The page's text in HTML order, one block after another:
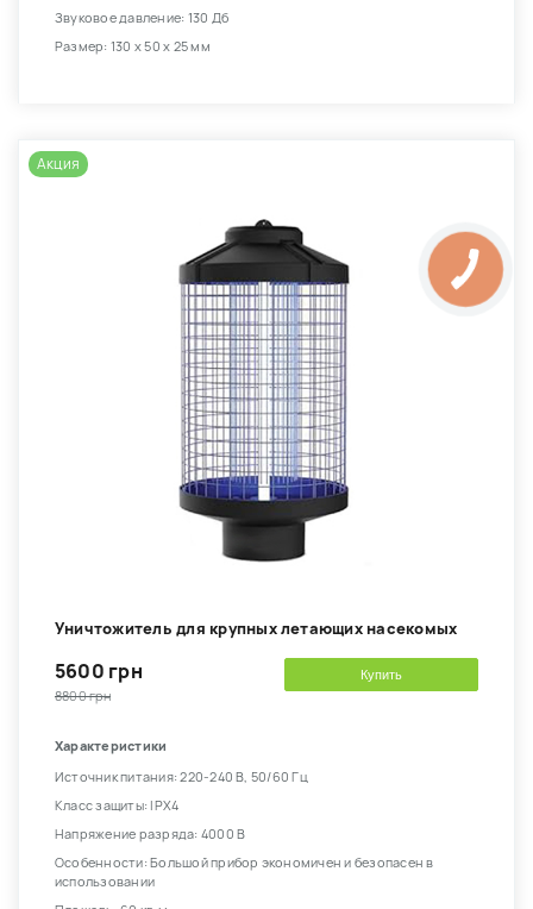
Звуковое давление: 130 Дб
Размер: 130 х 50 х 25 мм
Акция
Уничтожитель для крупных летающих насекомых
5600 грн
8800 грн
Купить
Характеристики
Источник питания: 220-240 В, 50/60 Гц
Класс защиты: IPX4
Напряжение разряда: 4000 В
Особенности: Большой прибор экономичен и безопасен в
использовании